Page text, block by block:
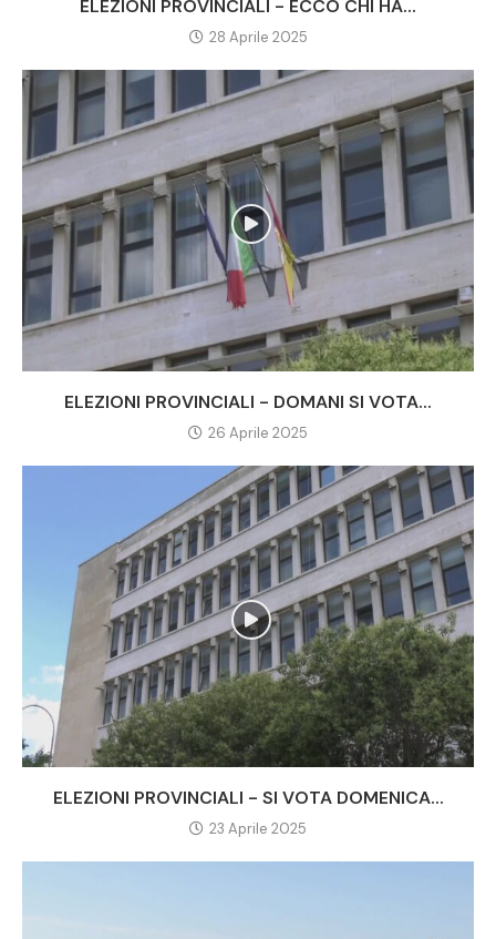
ELEZIONI PROVINCIALI - ECCO CHI HA...
28 Aprile 2025
ELEZIONI PROVINCIALI - DOMANI SI VOTA...
26 Aprile 2025
ELEZIONI PROVINCIALI - SI VOTA DOMENICA...
23 Aprile 2025